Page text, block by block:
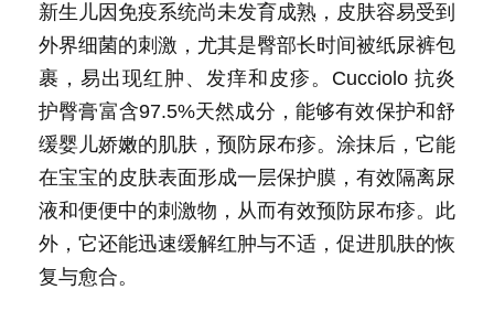
新生儿因免疫系统尚未发育成熟，皮肤容易受到
外界细菌的刺激，尤其是臀部长时间被纸尿裤包
裹，易出现红肿、发痒和皮疹。Cucciolo 抗炎
护臀膏富含97.5%天然成分，能够有效保护和舒
缓婴儿娇嫩的肌肤，预防尿布疹。涂抹后，它能
在宝宝的皮肤表面形成一层保护膜，有效隔离尿
液和便便中的刺激物，从而有效预防尿布疹。此
外，它还能迅速缓解红肿与不适，促进肌肤的恢
复与愈合。